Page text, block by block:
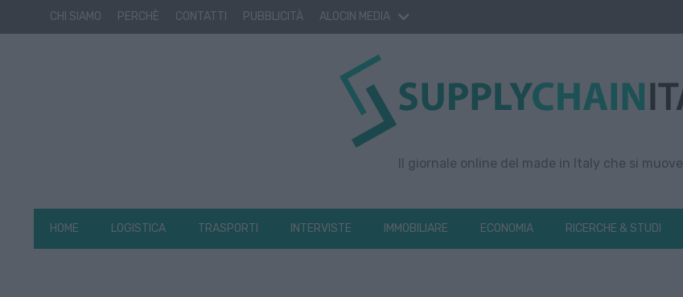
CHI SIAMO PERCHÈ CONTATTI PUBBLICITÀ ALOCIN MEDIA
Il giornale online del made in Italy che si muove
HOME LOGISTICA TRASPORTI INTERVISTE IMMOBILIARE ECONOMIA RICERCHE & STUDI